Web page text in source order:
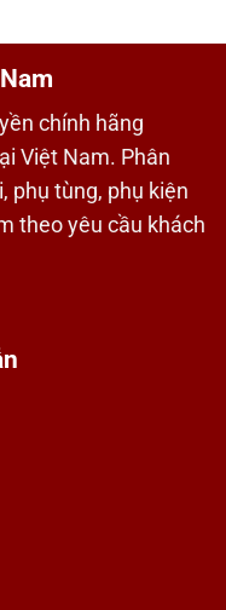
chính hãng
Việt Nam. Phân
phụ tùng, phụ kiện
theo yêu cầu khách